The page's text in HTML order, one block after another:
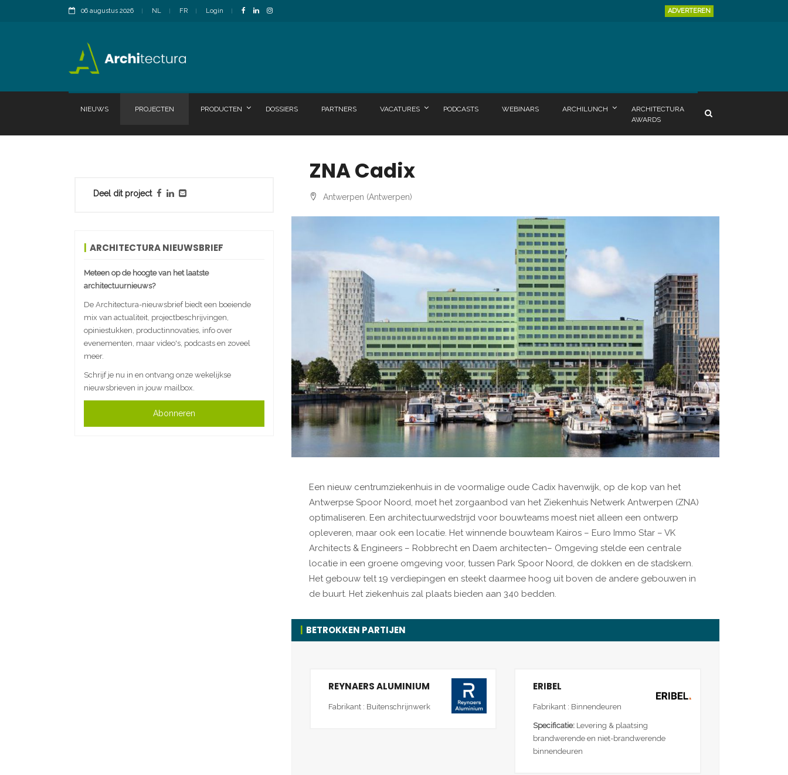
06 augustus 2026 NL FR Login ADVERTEREN
NIEUWS PROJECTEN PRODUCTEN DOSSIERS PARTNERS VACATURES PODCASTS WEBINARS ARCHILUNCH
ARCHITECTURA
AWARDS
Deel dit project
ARCHITECTURA NIEUWSBRIEF
Meteen op de hoogte van het laatste
architectuurnieuws?
De Architectura-nieuwsbrief biedt een boeiende
mix van actualiteit, projectbeschrijvingen,
opiniestukken, productinnovaties, info over
evenementen, maar video's, podcasts en zoveel
meer.
Schrijf je nu in en ontvang onze wekelijkse
nieuwsbrieven in jouw mailbox.
Abonneren
ZNA Cadix
Antwerpen (Antwerpen)
Een nieuw centrumziekenhuis in de voormalige oude Cadix havenwijk, op de kop van het
Antwerpse Spoor Noord, moet het zorgaanbod van het Ziekenhuis Netwerk Antwerpen (ZNA)
optimaliseren. Een architectuurwedstrijd voor bouwteams moest niet alleen een ontwerp
opleveren, maar ook een locatie. Het winnende bouwteam Kairos – Euro Immo Star – VK
Architects & Engineers – Robbrecht en Daem architecten– Omgeving stelde een centrale
locatie in een groene omgeving voor, tussen Park Spoor Noord, de dokken en de stadskern.
Het gebouw telt 19 verdiepingen en steekt daarmee hoog uit boven de andere gebouwen in
de buurt. Het ziekenhuis zal plaats bieden aan 340 bedden.
BETROKKEN PARTIJEN
REYNAERS ALUMINIUM
Fabrikant : Buitenschrijnwerk
ERIBEL
Fabrikant : Binnendeuren
Specificatie: Levering & plaatsing
brandwerende en niet-brandwerende
binnendeuren